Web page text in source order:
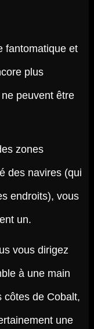
fantomatique et
plus
peuvent être
zones
des navires (qui
endroits), vous
un.
vous dirigez
à une main
côtes de Cobalt,
une